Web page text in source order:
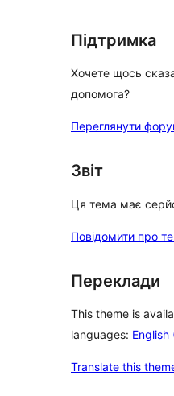
Підтримка
Хочете щось
допомога?
Переглянути
Звіт
Ця тема має
Повідомити про
Переклади
This theme is
languages: English
Translate this